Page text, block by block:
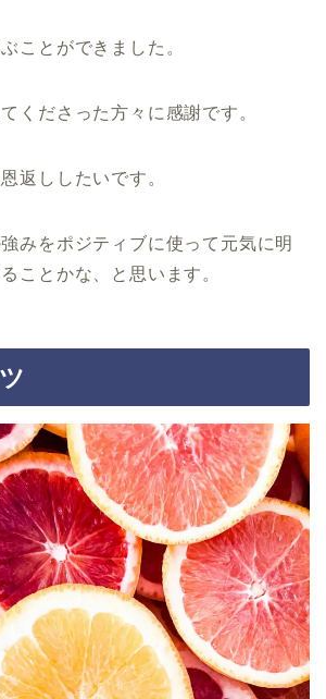
ことができました。
くださった方々に感謝です。
返ししたいです。
みをポジティブに使って元気に明
ことかな、と思います。